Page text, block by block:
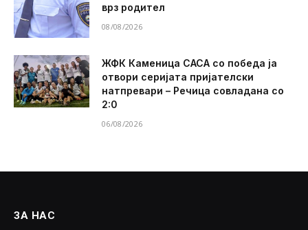
врз родител
08/08/2026
ЖФК Каменица САСА со победа ја
отвори серијата пријателски
натпревари – Речица совладана со
2:0
06/08/2026
ЗА НАС